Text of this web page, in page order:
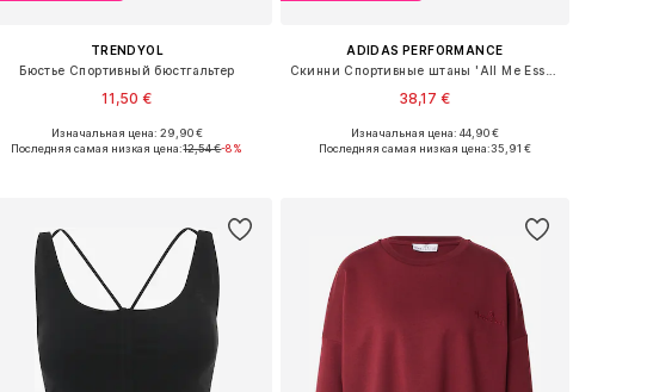
TRENDYOL
Бюстье Спортивный бюстгальтер
11,50 €
Доступные размеры: XS, S, M, L
Изначальная цена: 29,90 €
Последняя самая низкая цена:12,54 €-8%
ADIDAS PERFORMANCE
38,17 €
Доступные размеры: XS, S, M, L, XL
Изначальная цена: 44,90 €
Последняя самая низкая цена:35,91 €